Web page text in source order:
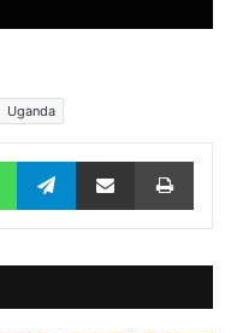
Uganda
WhatsApp Telegram Sdílet e-mailem